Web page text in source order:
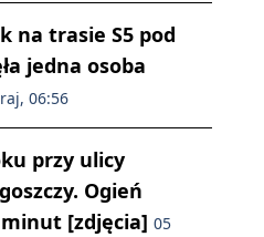
na trasie S5 pod
jedna osoba
06:56
przy ulicy
Ogień
[zdjęcia] 05